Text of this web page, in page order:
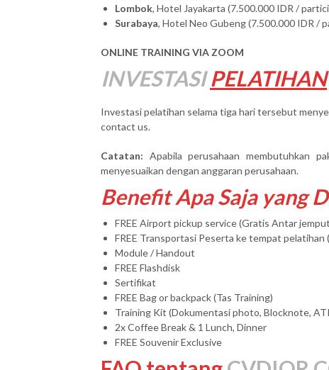
Lombok, Hotel Jayakarta (7.500.000 IDR /
Surabaya, Hotel Neo Gubeng (7.500.000 IDR /
ONLINE TRAINING VIA ZOOM
INVESTASI PELATIHAN
Investasi pelatihan selama tiga hari tersebut
contact us.
Catatan: Apabila perusahaan membutuhkan
menyesuaikan dengan anggaran perusahaan.
Benefit Apa Saja yang
FREE Airport pickup service (Gratis Antar
FREE Transportasi Peserta ke tempat pelatihan
Module / Handout
FREE Flashdisk
Sertifikat
FREE Bag or backpack (Tas Training)
Training Kit (Dokumentasi photo, Blocknote,
2x Coffee Break & 1 Lunch, Dinner
FREE Souvenir Exclusive